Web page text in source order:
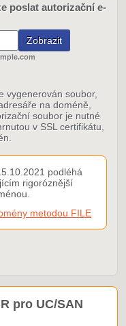
poslat autorizační e-
vygenerován soubor,
na doméně,
soubor je nutné
v SSL certifikátu,
podléhá
rigoróznější
metodou FILE
pro UC/SAN